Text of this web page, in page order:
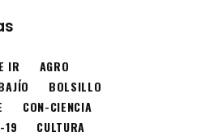
IR
AGRO
BOLSILLO
CON-CIENCIA
19 CULTURA